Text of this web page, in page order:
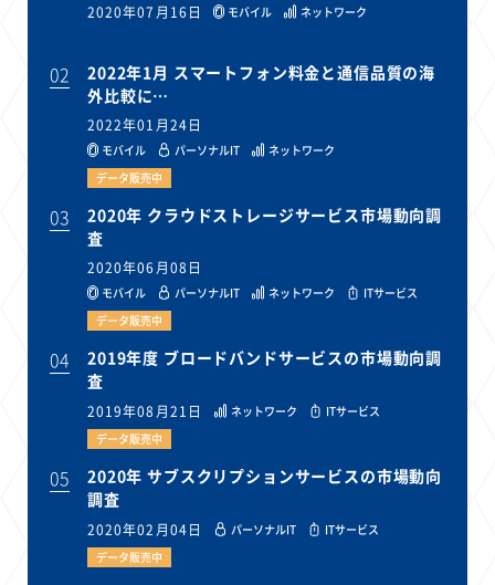
2020年07月16日 モバイル ネットワーク
02
2022年1月 スマートフォン料金と通信品質の海
外比較に…
2022年01月24日
モバイル パーソナルIT
ネットワーク
データ販売中
03
2020年 クラウドストレージサービス市場動向調
査
2020年06月08日
モバイル パーソナルIT ネットワーク
ITサービス
データ販売中
04
2019年度 ブロードバンドサービスの市場動向調
査
2019年08月21日 ネットワーク
ITサービス
データ販売中
05
2020年 サブスクリプションサービスの市場動向
調査
2020年02月04日 パーソナルIT
ITサービス
データ販売中